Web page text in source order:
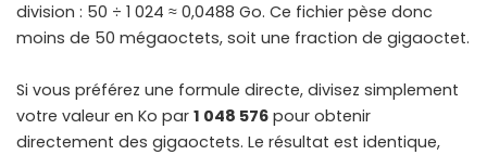
division : 50 ÷ 1 024 ≈ 0,0488 Go. Ce fichier pèse donc
moins de 50 mégaoctets, soit une fraction de gigaoctet.
Si vous préférez une formule directe, divisez simplement
votre valeur en Ko par 1 048 576 pour obtenir
directement des gigaoctets. Le résultat est identique,